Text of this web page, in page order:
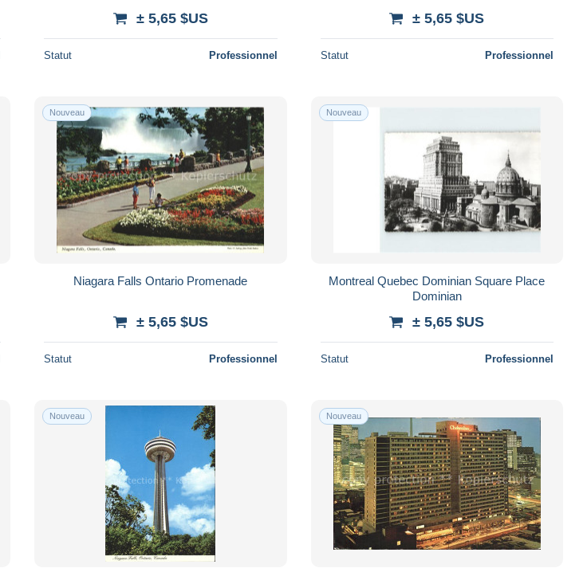
± 5,65 $US
Statut Professionnel
± 5,65 $US
Statut Professionnel
Nouveau
Niagara Falls Ontario Promenade
± 5,65 $US
Statut Professionnel
Nouveau
Montreal Quebec Dominian Square Place
Dominian
± 5,65 $US
Statut Professionnel
Nouveau Nouveau